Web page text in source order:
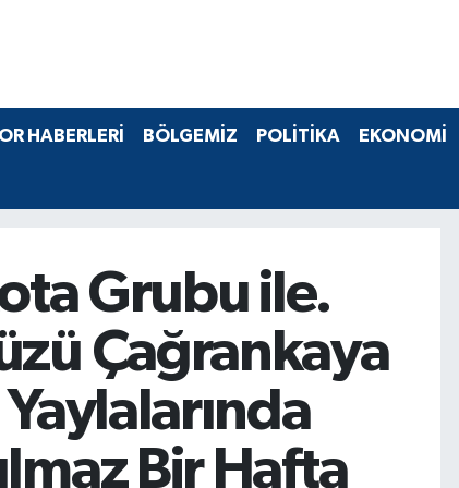
HABERLERİ BÖLGEMİZ POLİTİKA EKONOMİ
Grubu ile.
Çağrankaya
Bir Hafta